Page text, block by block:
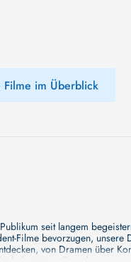
Filme im Überblick
seit langem
Filme bevorzugen, unsere
von Dramen über